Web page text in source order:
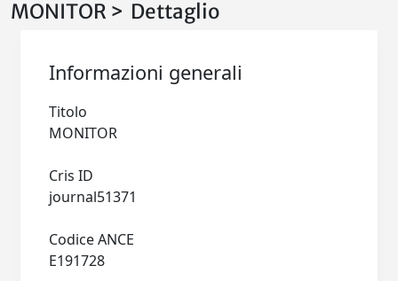
MONITOR > Dettaglio
Informazioni generali
Titolo
Cris ID
Codice ANCE